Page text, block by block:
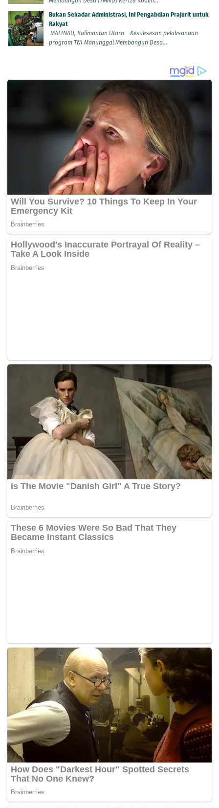
Bukan Sekadar Administrasi, Ini Pengabdian Prajurit untuk
Rakyat
MALINAU, Kalimantan Utara – Kesuksesan pelaksanaan
program TNI Manunggal Membangun Desa...